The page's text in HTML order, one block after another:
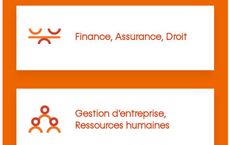
Finance, Assurance, Droit
Gestion d’entreprise,
Ressources humaines